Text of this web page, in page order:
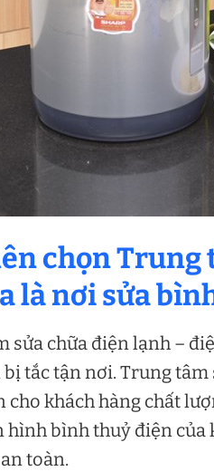
chọn
là nơi sửa
sửa chữa điện lạnh –
tắc tận nơi. Trung
cho khách hàng chất
hình bình thuỷ điện
toàn.